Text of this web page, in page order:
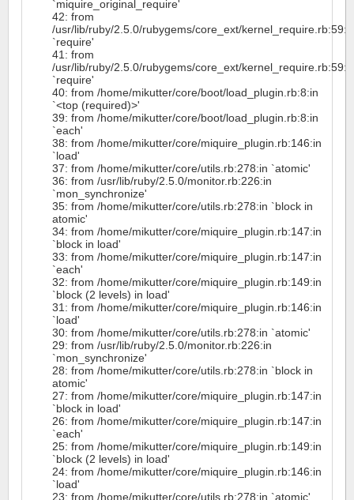
`miquire_original_require'
42: from
/usr/lib/ruby/2.5.0/rubygems/core_ext/
`require'
41: from
/usr/lib/ruby/2.5.0/rubygems/core_ext/
`require'
40: from /home/mikutter/core/boot/load_plugin.rb:8:in
`<top (required)>'
39: from /home/mikutter/core/boot/load_plugin.rb:8:in
`each'
38: from /home/mikutter/core/miquire_plugin.rb:146:in
`load'
37: from /home/mikutter/core/utils.rb:278:in `atomic'
36: from /usr/lib/ruby/2.5.0/monitor.rb:226:in
`mon_synchronize'
35: from /home/mikutter/core/utils.rb:278:in `block in
atomic'
34: from /home/mikutter/core/miquire_plugin.rb:147:in
`block in load'
33: from /home/mikutter/core/miquire_plugin.rb:147:in
`each'
32: from /home/mikutter/core/miquire_plugin.rb:149:in
`block (2 levels) in load'
31: from /home/mikutter/core/miquire_plugin.rb:146:in
`load'
30: from /home/mikutter/core/utils.rb:278:in `atomic'
29: from /usr/lib/ruby/2.5.0/monitor.rb:226:in
`mon_synchronize'
28: from /home/mikutter/core/utils.rb:278:in `block in
atomic'
27: from /home/mikutter/core/miquire_plugin.rb:147:in
`block in load'
26: from /home/mikutter/core/miquire_plugin.rb:147:in
`each'
25: from /home/mikutter/core/miquire_plugin.rb:149:in
`block (2 levels) in load'
24: from /home/mikutter/core/miquire_plugin.rb:146:in
`load'
23: from /home/mikutter/core/utils.rb:278:in `atomic'